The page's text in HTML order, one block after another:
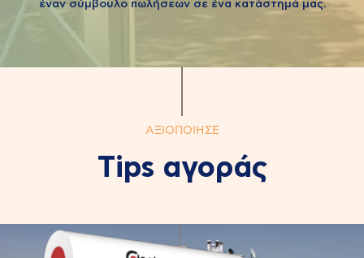
έναν σύμβουλο πωλήσεων σε ένα κατάστημά μας.
ΑΞΙΟΠΟΙΗΣΕ
Τips αγοράς